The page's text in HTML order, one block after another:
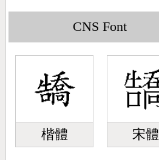
CNS Font
楷體 宋體